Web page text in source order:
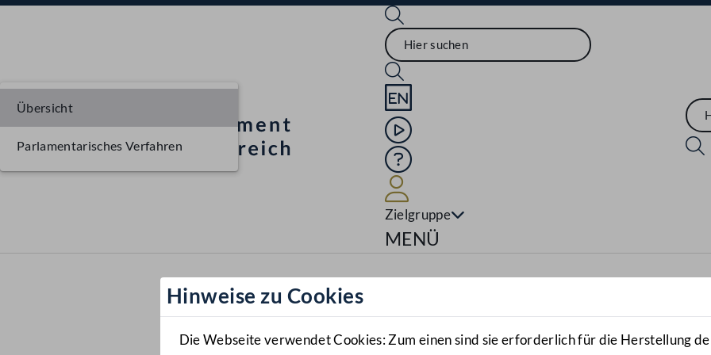
Sprache English
Mediathek
Hilfe
Zielgruppe
Navigationsmenü öffnen
MENÜ
Hinweise zu Cookies
Die Webseite verwendet Cookies: Zum einen sind sie erforderlich für die Herstellung
Übersicht
Parlamentarisches Verfahren